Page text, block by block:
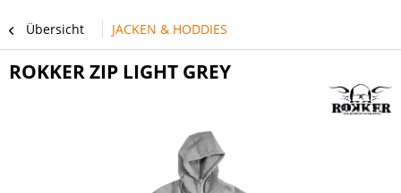
Übersicht JACKEN & HODDIES
ROKKER ZIP LIGHT GREY